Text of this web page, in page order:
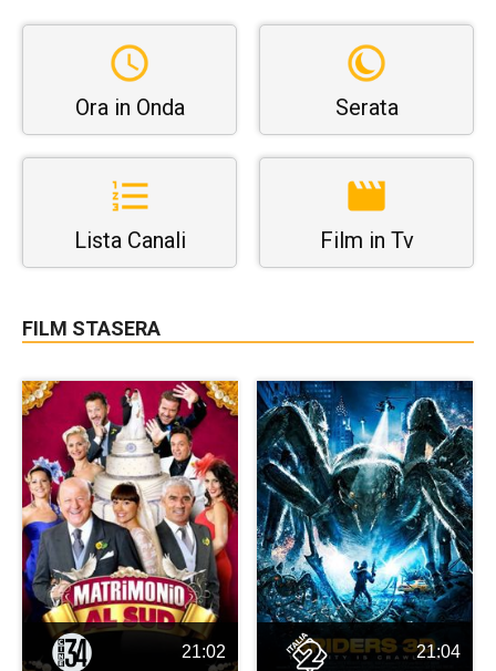
Ora in Onda Serata
Lista Canali Film in Tv
FILM STASERA
21:02 21:04